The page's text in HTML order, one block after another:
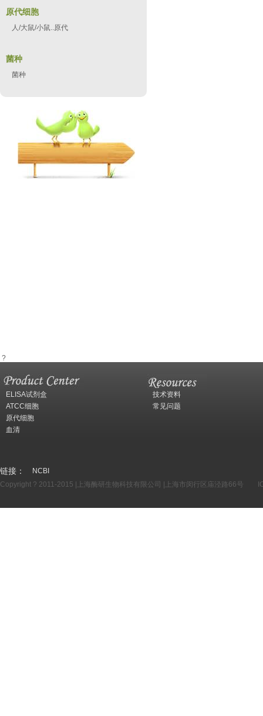
原代细胞
人/大鼠/小鼠..原代
菌种
菌种
?
ELISA试剂盒
ATCC细胞
原代细胞
血清
技术资料
常见问题
链接：
NCBI
Copyright ? 2011-2015 |上海酶研生物科技有限公司 |上海市闵行区庙泾路66号